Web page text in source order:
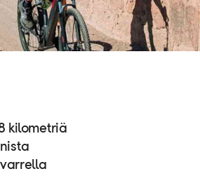
kilometriä